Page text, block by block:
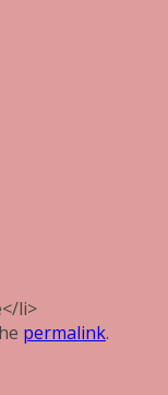
li>
permalink.